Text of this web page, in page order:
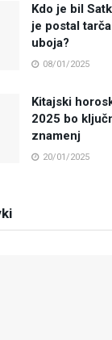
Kdo je bil
je postal
uboja?
08/01/2025
Kitajski
2025 bo
znamenj
20/01/2025